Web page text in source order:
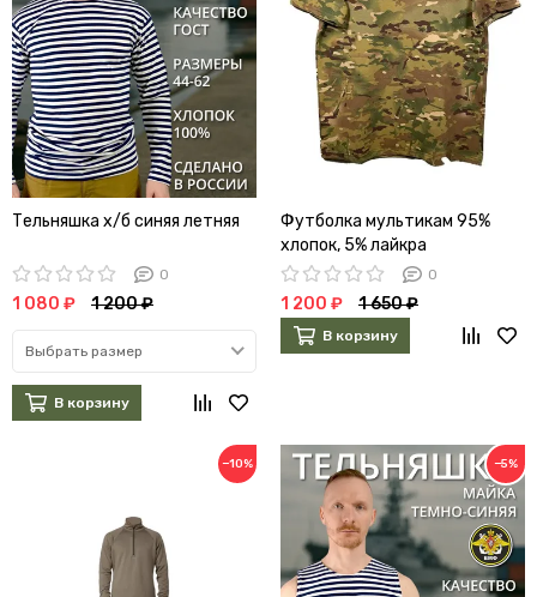
Тельняшка х/б синяя летняя
0
1 080 ₽ 1 200 ₽
Выбрать размер
В корзину
Футболка мультикам 95%
хлопок, 5% лайкра
0
1 200 ₽ 1 650 ₽
В корзину
−10% −5%